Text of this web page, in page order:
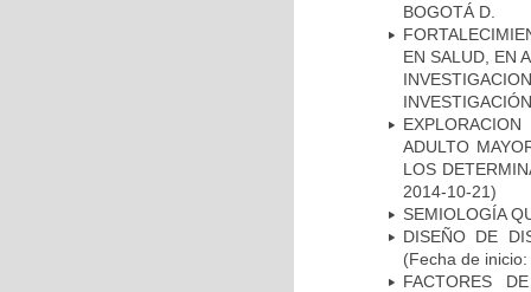
BOGOTÁ D.
EN SALUD, EN
ADULTO
LOS
2014-10-21)
SEMIOLOGÍA
DISEÑO DE
(Fecha de
FACTORES